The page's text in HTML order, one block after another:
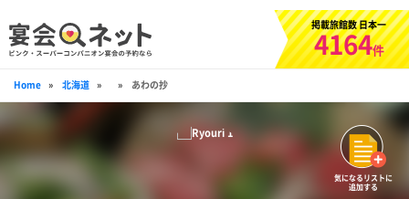
掲載旅館数 日本一
4164件
Home » 北海道 » » あわの抄
気になるリストに
追加する